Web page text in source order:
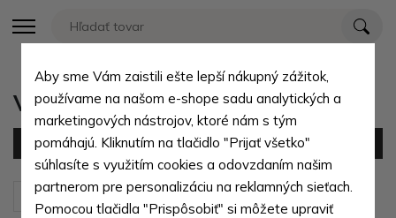
Veľké cestovné batohy
Filter (10 produktov)
Zoradiť podľa: Predvolené
Aby sme Vám zaistili ešte lepší nákupný zážitok,
používame na našom e-shope sadu analytických a
marketingových nástrojov, ktoré nám s tým
pomáhajú. Kliknutím na tlačidlo "Prijať všetko"
súhlasíte s využitím cookies a odovzdaním našim
partnerom pre personalizáciu na reklamných sieťach.
Pomocou tlačidla "Prispôsobiť" si môžete upraviť